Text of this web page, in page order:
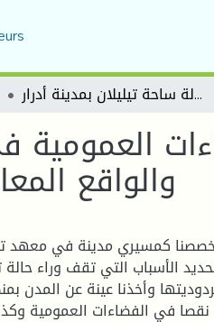
إشكالية الفضاءات العمومية في المدن الجزائرية بين طموحات المستعمل والواقع المعاش ـ دراسة حالة ساحة تيليلان بمدينة أدرار
والواقع
كمسيري مدينة في معهد
الأسباب التي تقف وراء
وأخذنا عينة عن المدن
في الفضاءات العمومية